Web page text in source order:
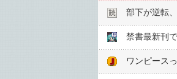
部下が逆転
禁書最新刊
ワンピース